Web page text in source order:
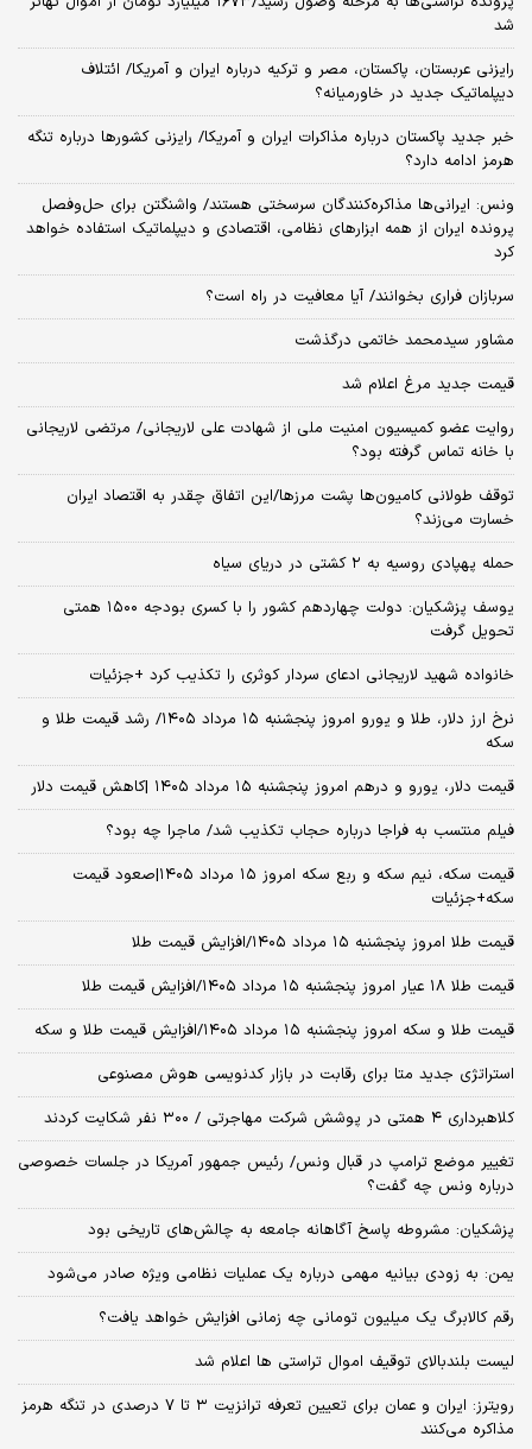
شد
رایزنی عربستان، پاکستان، مصر و ترکیه درباره ایران و آمریکا/ ائتلاف
دیپلماتیک جدید در خاورمیانه؟
خبر جدید پاکستان درباره مذاکرات ایران و آمریکا/ رایزنی کشورها درباره تنگه
هرمز ادامه دارد؟
ونس: ایرانی‌ها مذاکره‌کنندگان سرسختی هستند/ واشنگتن برای حل‌وفصل
پرونده ایران از همه ابزارهای نظامی، اقتصادی و دیپلماتیک استفاده خواهد
کرد
سربازان فراری بخوانند/ آیا معافیت در راه است؟
مشاور سیدمحمد خاتمی درگذشت
قیمت جدید مرغ اعلام شد
روایت عضو کمیسیون امنیت ملی از شهادت علی لاریجانی/ مرتضی لاریجانی
با خانه تماس گرفته بود؟
توقف طولانی کامیون‌ها پشت مرزها/این اتفاق چقدر به اقتصاد ایران
خسارت می‌زند؟
حمله پهپادی روسیه به ۲ کشتی در دریای سیاه
یوسف پزشکیان: دولت چهاردهم کشور را با کسری بودجه ۱۵۰۰ همتی
تحویل گرفت
خانواده شهید لاریجانی ادعای سردار کوثری را تکذیب کرد +جزئیات
نرخ ارز دلار، طلا و یورو امروز پنجشنبه ۱۵ مرداد ۱۴۰۵/ رشد قیمت طلا و
سکه
قیمت دلار، یورو و درهم امروز پنجشنبه ۱۵ مرداد ۱۴۰۵ |کاهش قیمت دلار
فیلم منتسب به فراجا درباره حجاب تکذیب شد/ ماجرا چه بود؟
قیمت سکه، نیم سکه و ربع سکه امروز ۱۵ مرداد ۱۴۰۵|صعود قیمت
سکه+جزئیات
قیمت طلا امروز پنجشنبه ۱۵ مرداد ۱۴۰۵/افزایش قیمت طلا
قیمت طلا ۱۸ عیار امروز پنجشنبه ۱۵ مرداد ۱۴۰۵/افزایش قیمت طلا
قیمت طلا و سکه امروز پنجشنبه ۱۵ مرداد ۱۴۰۵/افزایش قیمت طلا و سکه
استراتژی جدید متا برای رقابت در بازار کدنویسی هوش مصنوعی
کلاهبرداری ۴ همتی در پوشش شرکت مهاجرتی / ۳۰۰ نفر شکایت کردند
تغییر موضع ترامپ در قبال ونس/ رئیس جمهور آمریکا در جلسات خصوصی
درباره ونس چه گفت؟
پزشکیان: مشروطه پاسخ آگاهانه جامعه به چالش‌های تاریخی بود
یمن: به زودی بیانیه مهمی درباره یک عملیات نظامی ویژه صادر می‌شود
رقم کالابرگ یک میلیون تومانی چه زمانی افزایش خواهد یافت؟
لیست بلندبالای توقیف اموال تراستی ها اعلام شد
رویترز: ایران و عمان برای تعیین تعرفه ترانزیت ۳ تا ۷ درصدی در تنگه هرمز
مذاکره می‌کنند